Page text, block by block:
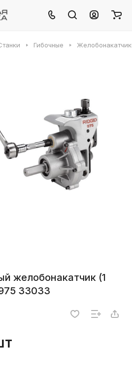
Гибочные
желобонакатчик (1
33033